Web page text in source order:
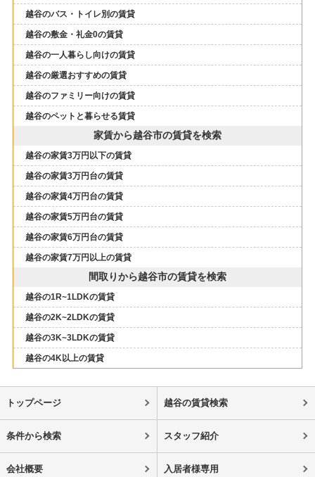
越谷のバス・トイレ別の賃貸
越谷の敷金・礼金0の賃貸
越谷の一人暮らし向けの賃貸
越谷の厳選おすすめの賃貸
越谷のファミリー向けの賃貸
越谷のペットと暮らせる賃貸
家賃から越谷市の賃貸を検索
越谷の家賃3万円以下の賃貸
越谷の家賃3万円台の賃貸
越谷の家賃4万円台の賃貸
越谷の家賃5万円台の賃貸
越谷の家賃6万円台の賃貸
越谷の家賃7万円以上の賃貸
間取りから越谷市の賃貸を検索
越谷の1R~1LDKの賃貸
越谷の2K~2LDKの賃貸
越谷の3K~3LDKの賃貸
越谷の4K以上の賃貸
トップページ 越谷の賃貸検索
条件から検索 スタッフ紹介
会社概要 入居者様専用